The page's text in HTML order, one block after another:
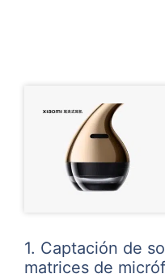
1. Captación de
matrices de